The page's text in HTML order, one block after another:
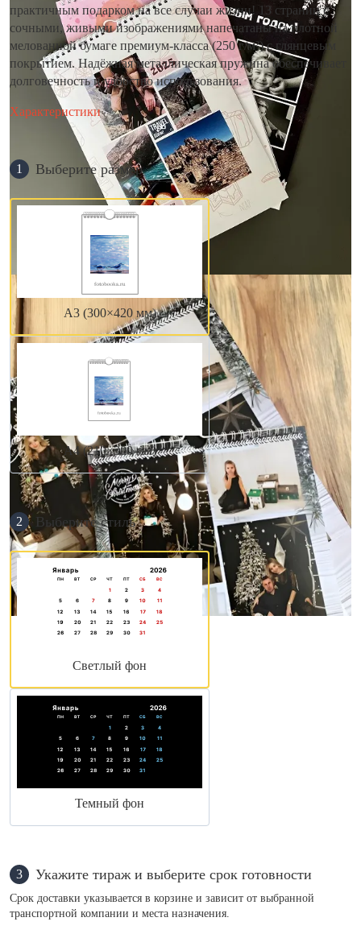
практичным подарком на все случаи жизни! 13 страниц с
сочными, живыми изображениями напечатаны на плотной
мелованной бумаге премиум-класса (250 г/м²) с глянцевым
покрытием. Надёжная металлическая пружина обеспечивает
долговечность и удобство использования.
Характеристики
1 Выберите размер
А3 (300×420 мм)
А4 (210×300 мм)
2 Выберите стиль
Светлый фон
Темный фон
3 Укажите тираж и выберите срок готовности
Срок доставки указывается в корзине и зависит от выбранной
транспортной компании и места назначения.